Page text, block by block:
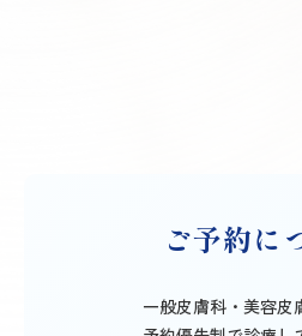
ご予約に
一般皮膚科・美容皮